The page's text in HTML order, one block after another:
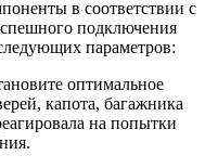
в соответствии с
подключения
параметров:
оптимальное
капота, багажника
на попытки